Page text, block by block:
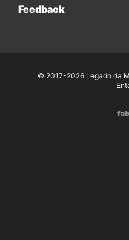
Feedback
© 2017-2026 Legado da